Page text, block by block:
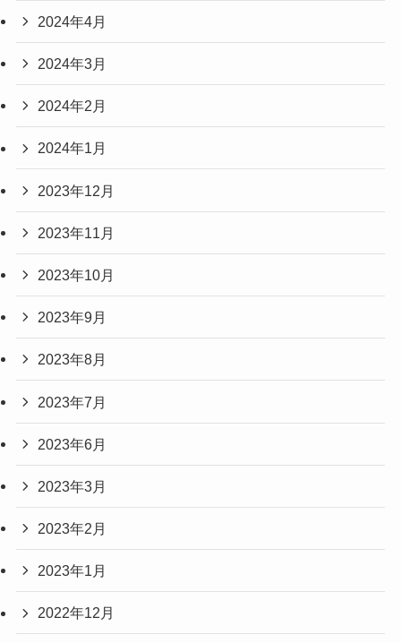
2024年4月
2024年3月
2024年2月
2024年1月
2023年12月
2023年11月
2023年10月
2023年9月
2023年8月
2023年7月
2023年6月
2023年3月
2023年2月
2023年1月
2022年12月